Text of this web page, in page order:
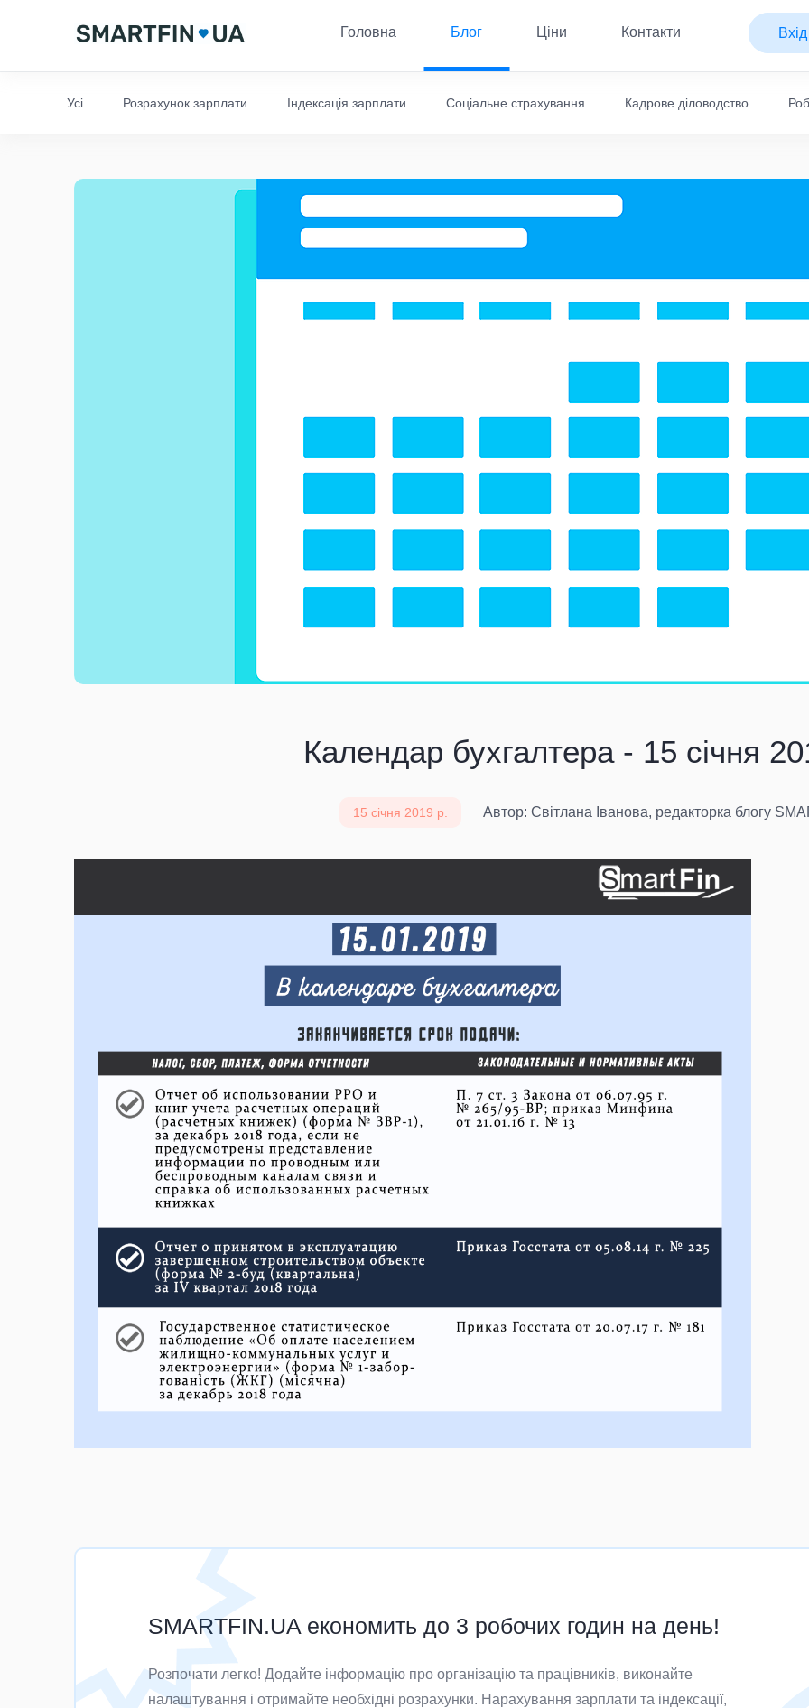
Головна Блог Ціни Контакти Вхід
Усі Розрахунок зарплати Індексація зарплати Соціальне страхування Кадрове діловодство
Календар бухгалтера - 15 січня
15 січня 2019 р. Автор: Світлана Іванова, редакторка блогу
SMARTFIN.UA економить до 3 робочих годин на день!
Розпочати легко! Додайте інформацію про організацію та працівників, виконайте
налаштування і отримайте необхідні розрахунки. Нарахування зарплати та індексації,